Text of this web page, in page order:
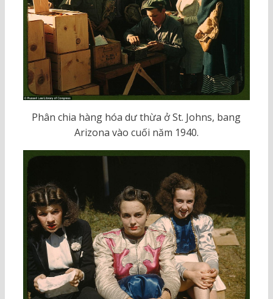
Phân chia hàng hóa dư thừa ở St. Johns, bang
Arizona vào cuối năm 1940.